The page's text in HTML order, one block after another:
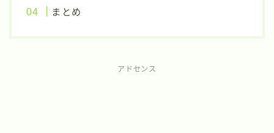
まとめ
アドセンス